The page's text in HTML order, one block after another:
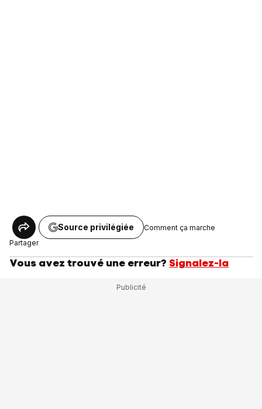
Partager
Source privilégiée Comment ça marche
Vous avez trouvé une erreur? Signalez-la